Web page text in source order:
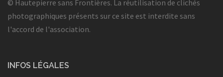
© Hautepierre sans Frontières. La réutilisation de clichés
photographiques présents sur ce site est interdite sans
l'accord de l'association.
INFOS LÉGALES